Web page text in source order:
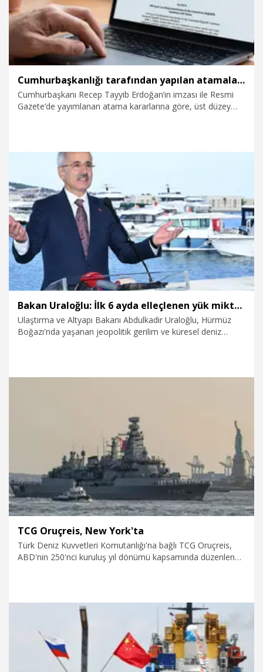
Cumhurbaşkanlığı tarafından yapılan atamalar Resmi Gazete’de
Cumhurbaşkanı Recep Tayyib Erdoğan’ın imzası ile Resmi
Gazete’de yayımlanan atama kararlarına göre, üst düzey
10.07.2026 Politika
Bakan Uraloğlu: İlk 6 ayda elleçlenen yük miktarı yüzde 1,5 artarak 279 milyon tona ulaştı
Ulaştırma ve Altyapı Bakanı Abdulkadir Uraloğlu, Hürmüz
Boğazı'nda yaşanan jeopolitik gerilim ve küresel deniz
geçen yılın aynı dönemine göre yüzde 1,5 artarak 279,1
TCG Oruçreis, New York'ta
Türk Deniz Kuvvetleri Komutanlığı'na bağlı TCG Oruçreis,
ABD'nin 250'nci kuruluş yıl dönümü kapsamında düzenlenen
6.07.2026 Dünya